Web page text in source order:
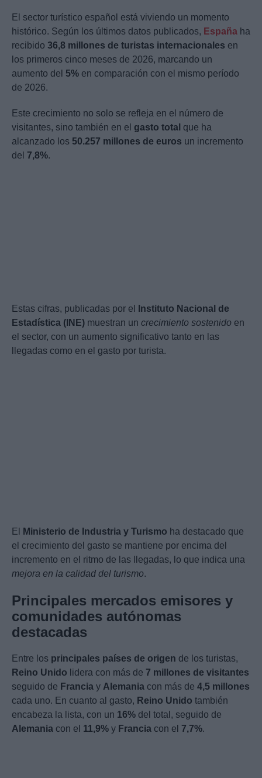
El sector turístico español está viviendo un momento
histórico. Según los últimos datos publicados, España ha
recibido 36,8 millones de turistas internacionales en
los primeros cinco meses de 2026, marcando un
aumento del 5% en comparación con el mismo período
de 2026.
Este crecimiento no solo se refleja en el número de
visitantes, sino también en el gasto total que ha
alcanzado los 50.257 millones de euros un incremento
del 7,8%.
Estas cifras, publicadas por el
Instituto Nacional de
Estadística (INE) muestran un crecimiento sostenido en
el sector, con un aumento significativo tanto en las
llegadas como en el gasto por turista.
El Ministerio de Industria y Turismo ha destacado que
el crecimiento del gasto se mantiene por encima del
incremento en el ritmo de las llegadas, lo que indica una
mejora en la calidad del turismo.
Principales mercados emisores y
comunidades autónomas
destacadas
Entre los principales países de origen de los turistas,
Reino Unido lidera con más de 7 millones de visitantes
seguido de Francia y Alemania con más de 4,5 millones
cada uno. En cuanto al gasto, Reino Unido también
encabeza la lista, con un 16% del total, seguido de
Alemania con el 11,9% y Francia con el 7,7%.